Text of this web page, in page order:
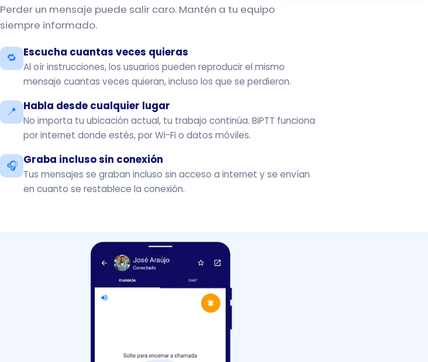
Perder un mensaje puede salir caro. Mantén a tu equipo
siempre informado.
🔁 Escucha cuantas veces quieras
Al oír instrucciones, los usuarios pueden reproducir el mismo
mensaje cuantas veces quieran, incluso los que se perdieron.
📍 Habla desde cualquier lugar
No importa tu ubicación actual, tu trabajo continúa. BiPTT funciona
por internet donde estés, por Wi-Fi o datos móviles.
🎧 Graba incluso sin conexión
Tus mensajes se graban incluso sin acceso a internet y se envían
en cuanto se restablece la conexión.